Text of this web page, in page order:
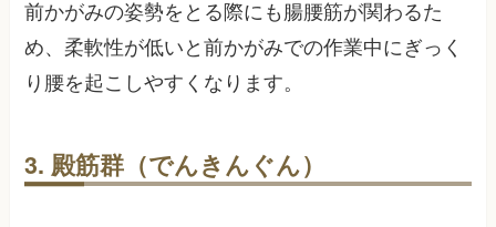
前かがみの姿勢をとる際にも腸腰筋が関わるた
め、柔軟性が低いと前かがみでの作業中にぎっく
り腰を起こしやすくなります。
3. 殿筋群（でんきんぐん）